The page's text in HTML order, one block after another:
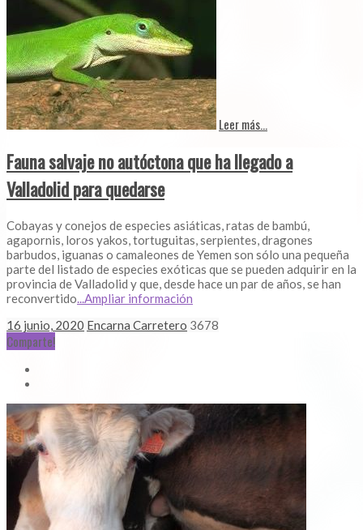
Leer más...
Fauna salvaje no autóctona que ha llegado a
Valladolid para quedarse
Cobayas y conejos de especies asiáticas, ratas de bambú,
agapornis, loros yakos, tortuguitas, serpientes, dragones
barbudos, iguanas o camaleones de Yemen son sólo una pequeña
parte del listado de especies exóticas que se pueden adquirir en la
provincia de Valladolid y que, desde hace un par de años, se han
reconvertido...Ampliar información
16 junio, 2020 Encarna Carretero 3678
Comparte!